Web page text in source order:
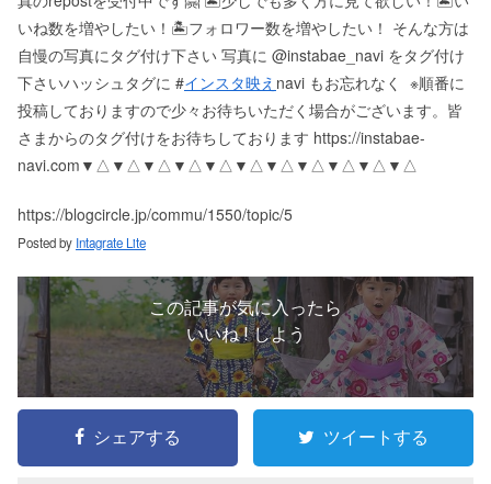
いね数を増やしたい！ 🏝フォロワー数を増やしたい！ そんな方は
自慢の写真にタグ付け下さい 写真に @instabae_navi をタグ付け
下さい️ ハッシュタグに #インスタ映え navi もお忘れなく ️ ※順番に
投稿しておりますので少々お待ちいただく場合がございます。 皆
さまからのタグ付けをお待ちしております https://instabae-
navi.com ▼△▼△▼△▼△▼△▼△▼△▼△▼△▼△▼△
https://blogcircle.jp/commu/1550/topic/5
Posted by Intagrate Lite
この記事が気に入ったら
いいね ! しよう
シェアする ツイートする